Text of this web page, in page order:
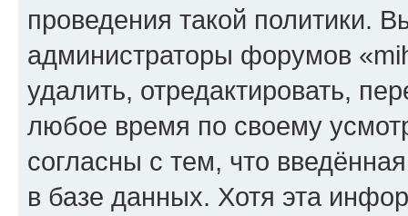
проведения такой политики.
администраторы форумов
удалить, отредактировать,
любое время по своему
согласны с тем, что
в базе данных. Хотя эта